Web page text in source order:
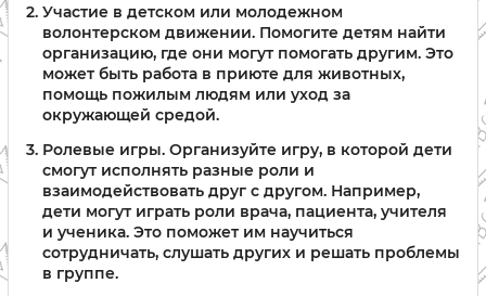
Участие в детском или молодежном
волонтерском движении. Помогите детям найти
организацию, где они могут помогать другим. Это
может быть работа в приюте для животных,
помощь пожилым людям или уход за
окружающей средой.
Ролевые игры. Организуйте игру, в которой дети
смогут исполнять разные роли и
взаимодействовать друг с другом. Например,
дети могут играть роли врача, пациента, учителя
и ученика. Это поможет им научиться
сотрудничать, слушать других и решать проблемы
в группе.